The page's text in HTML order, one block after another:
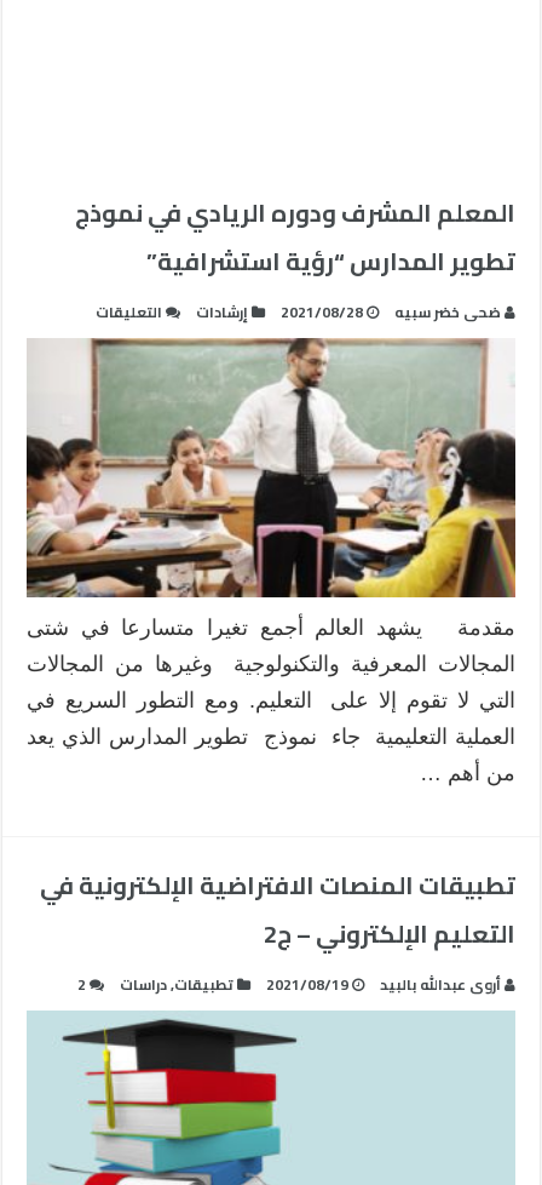
المعلم المشرف ودوره الريادي في نموذج
تطوير المدارس “رؤية استشرافية”
ضحى خضر سبيه 2021/08/28 إرشادات التعليقات
المعلم
المشرف
ودوره
الريادي
في
نموذج
تطوير
المدارس
“رؤية
استشرافية”
مغلقة
مقدمة يشهد العالم أجمع تغيرا متسارعا في شتى
المجالات المعرفية والتكنولوجية وغيرها من المجالات
التي لا تقوم إلا على التعليم. ومع التطور السريع في
العملية التعليمية جاء نموذج تطوير المدارس الذي يعد
من أهم …
تطبيقات المنصات الافتراضية الإلكترونية في
التعليم الإلكتروني – ج2
أروى عبدالله بالبيد 2021/08/19 تطبيقات,دراسات 2